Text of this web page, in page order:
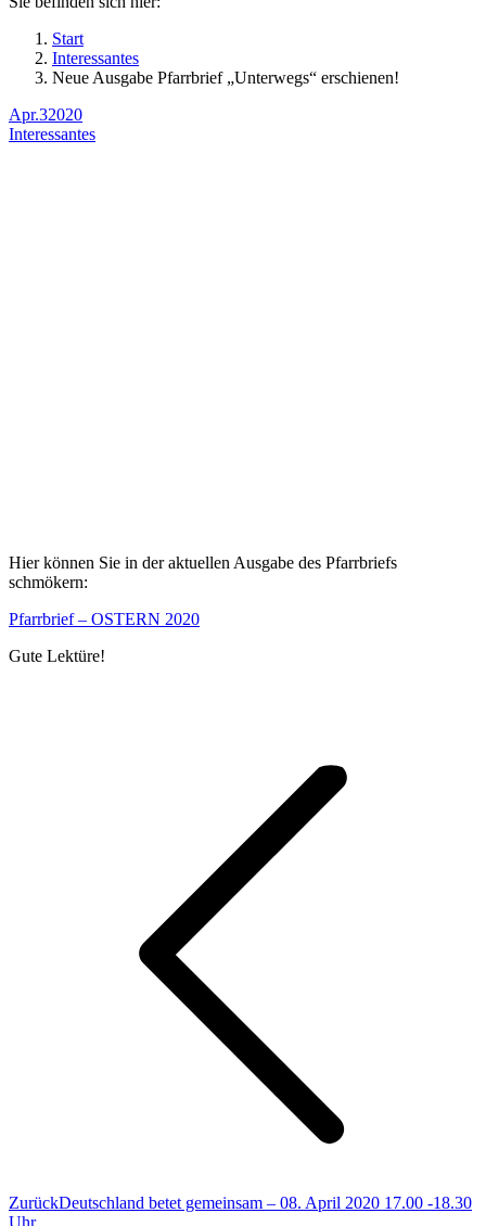
Start
Interessantes
Neue Ausgabe Pfarrbrief „Unterwegs“ erschienen!
Apr.32020
Interessantes
Hier können Sie in der aktuellen Ausgabe des Pfarrbriefs
schmökern:
Pfarrbrief – OSTERN 2020
Gute Lektüre!
ZurückVorheriger
Deutschland betet gemeinsam – 08. April 2020 17.00 -18.30
Uhr